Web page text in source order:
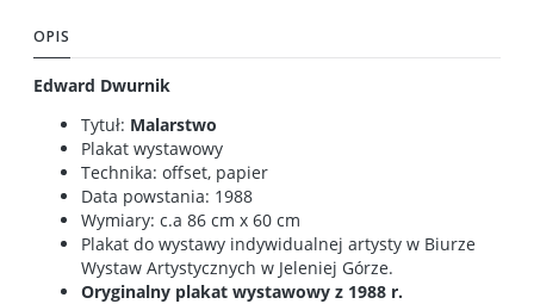
OPIS
Edward Dwurnik
Tytuł: Malarstwo
Plakat wystawowy
Technika: offset, papier
Data powstania: 1988
Wymiary: c.a 86 cm x 60 cm
Plakat do wystawy indywidual­nej artysty w Biurze
Wystaw Artystycz­nych w Jeleniej Górze.
Oryginalny plakat wystawowy z 1988 r.